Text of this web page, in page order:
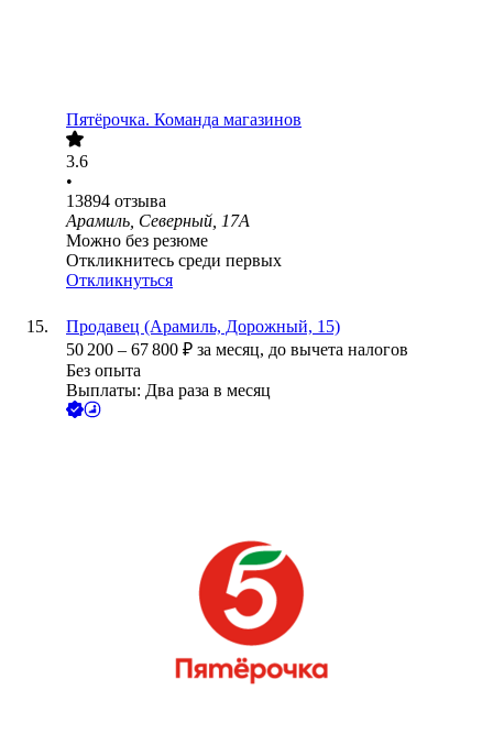
Пятёрочка. Команда магазинов
3.6
•
13894 отзыва
Арамиль, Северный, 17А
Можно без резюме
Откликнитесь среди первых
Откликнуться
Продавец (Арамиль, Дорожный, 15)
50 200 – 67 800 ₽ за месяц, до вычета налогов
Без опыта
Выплаты: Два раза в месяц